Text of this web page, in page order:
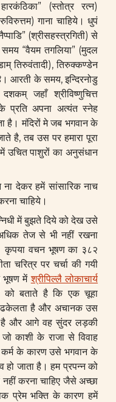
(स्तोत्र रत्न)
गाना चाहिये। धुपं
(श्रीसहस्त्रगिती) से
समय “वैयम तगलिया” (मुदल
तिरुवंतादी), तिरुक्कण्डेन
आरती के समय, इन्दिरनोडु
दशकम् जहाँ श्रीविष्णुचित्त
के प्रति अपना अत्यंत स्नेह
है। मंदिरों मे जब भगवान के
है, तब उस पर हमारा पूरा
उचित पाशुरों का अनुसंधान
ना देकर हमें सांसारिक नाच
चाहिये।
में बुझते दिये को देख उसे
तेज से भी नहीं रखना
कृपया वचन भूषण का ३८२
चरित्र पर चर्चा की गयी
भूषण मेंश्रीपिल्लै लोकाचार्य
को बताते है कि एक चूहा
ढकेलता है और अचानक उस
है और आगे वह सुंदर लड़की
काशी के राजा से विवाह
के कारण उसे भगवान के
जाता है। हम प्रपन्न को
करना चाहिए जैसे अच्छा
प्रेम भक्ति के कारण हमें